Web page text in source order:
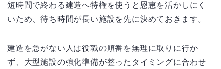
短時間で終わる建造へ特権を使うと恩恵を活かしにく
いため、待ち時間が長い施設を先に決めておきます。
建造を急がない人は役職の順番を無理に取りに行か
ず、大型施設の強化準備が整ったタイミングに合わせ